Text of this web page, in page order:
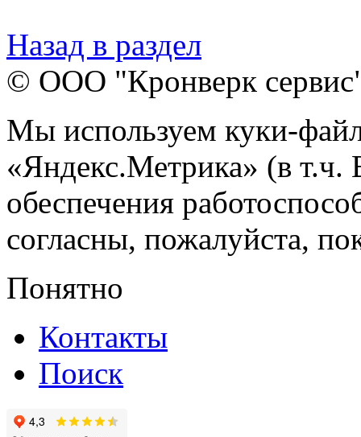
Назад в раздел
© ООО "Кронверк
Мы используем куки-
«Яндекс.Метрика» (в т.ч.
обеспечения
согласны, пожалуйста,
Понятно
Контакты
Поиск